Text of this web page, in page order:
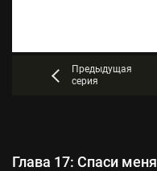
Предыдущая
серия
Глава 17: Спаси меня